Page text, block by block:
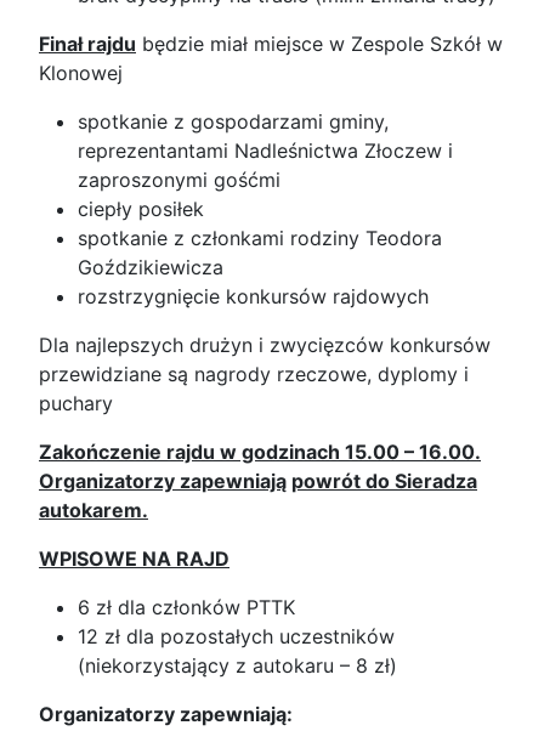
Finał rajdu będzie miał miejsce w Zespole Szkół w
Klonowej
spotkanie z gospodarzami gminy,
reprezentantami Nadleśnictwa Złoczew i
zaproszonymi gośćmi
ciepły posiłek
spotkanie z członkami rodziny Teodora
Goździkiewicza
rozstrzygnięcie konkursów rajdowych
Dla najlepszych drużyn i zwycięzców konkursów
przewidziane są nagrody rzeczowe, dyplomy i
puchary
Zakończenie rajdu w godzinach 15.00 – 16.00.
Organizatorzy zapewniają powrót do Sieradza
autokarem.
WPISOWE NA RAJD
6 zł dla członków PTTK
12 zł dla pozostałych uczestników
(niekorzystający z autokaru – 8 zł)
Organizatorzy zapewniają: